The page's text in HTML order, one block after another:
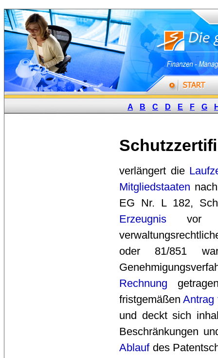
A B C D E F G
verlängert die
Mitgliedstaaten
EG Nr. L 182,
Erzeugnis vor
oder 81/851
Rechnung
fristgemäßenAntrag
und deckt sich
Beschränkungen
Ablaufdes